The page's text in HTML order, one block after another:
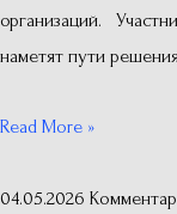
организаций.
наметят пути
Read More »
04.05.2026